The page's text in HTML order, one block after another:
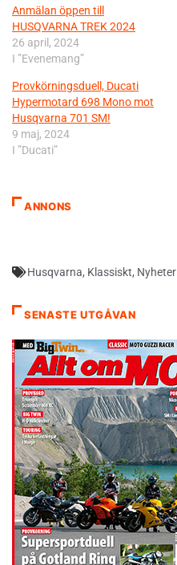
Anmälan öppen till
HUSQVARNA TREK 2024
26 april, 2024
I ”Evenemang”
Provkörningsduell, Ducati
Hypermotard 698 Mono mot
Husqvarna 701 SM!
9 maj, 2024
I ”Ducati”
ANNONS
Husqvarna, Klassiskt, Nyheter
SENASTE UTGÅVAN